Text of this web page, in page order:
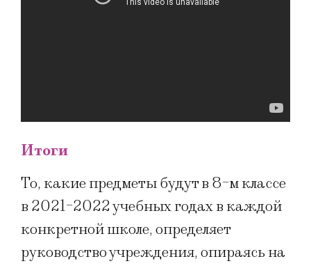
Итоги
То, какие предметы будут в 8-м классе
в 2021-2022 учебных годах в каждой
конкретной школе, определяет
руководство учреждения, опираясь на